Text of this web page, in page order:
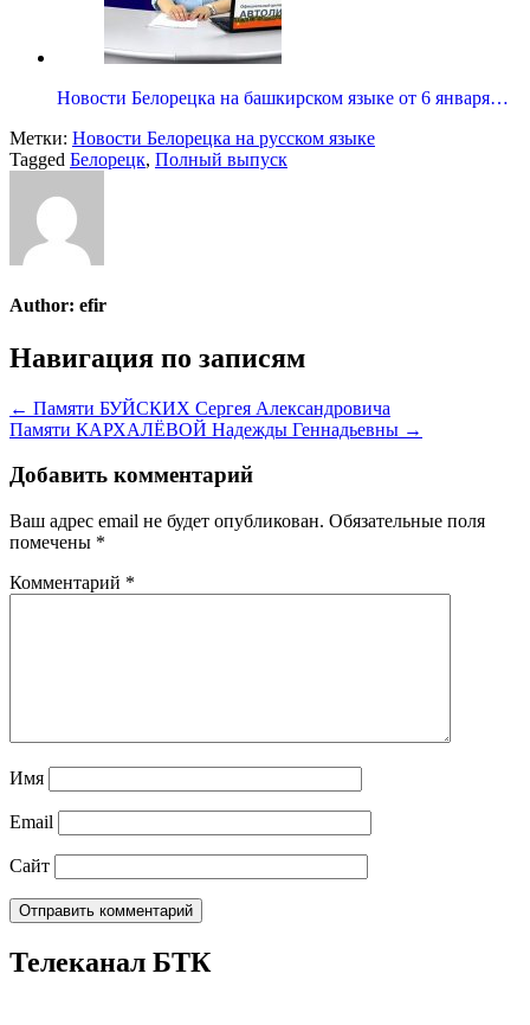
Новости Белорецка на башкирском языке от 6 января…
Метки: Новости Белорецка на русском языке
Tagged Белорецк, Полный выпуск
Author: efir
Навигация по записям
← Памяти БУЙСКИХ Сергея Александровича
Памяти КАРХАЛЁВОЙ Надежды Геннадьевны →
Добавить комментарий
Ваш адрес email не будет опубликован. Обязательные поля
помечены *
Комментарий *
Имя
Email
Сайт
Телеканал БТК